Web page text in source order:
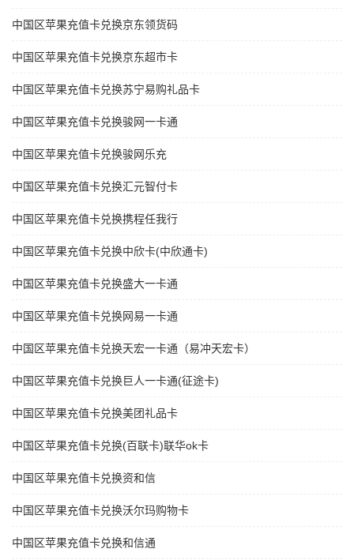
中国区苹果充值卡兑换京东领货码
中国区苹果充值卡兑换京东超市卡
中国区苹果充值卡兑换苏宁易购礼品卡
中国区苹果充值卡兑换骏网一卡通
中国区苹果充值卡兑换骏网乐充
中国区苹果充值卡兑换汇元智付卡
中国区苹果充值卡兑换携程任我行
中国区苹果充值卡兑换中欣卡(中欣通卡)
中国区苹果充值卡兑换盛大一卡通
中国区苹果充值卡兑换网易一卡通
中国区苹果充值卡兑换天宏一卡通（易冲天宏卡）
中国区苹果充值卡兑换巨人一卡通(征途卡)
中国区苹果充值卡兑换美团礼品卡
中国区苹果充值卡兑换(百联卡)联华ok卡
中国区苹果充值卡兑换资和信
中国区苹果充值卡兑换沃尔玛购物卡
中国区苹果充值卡兑换和信通